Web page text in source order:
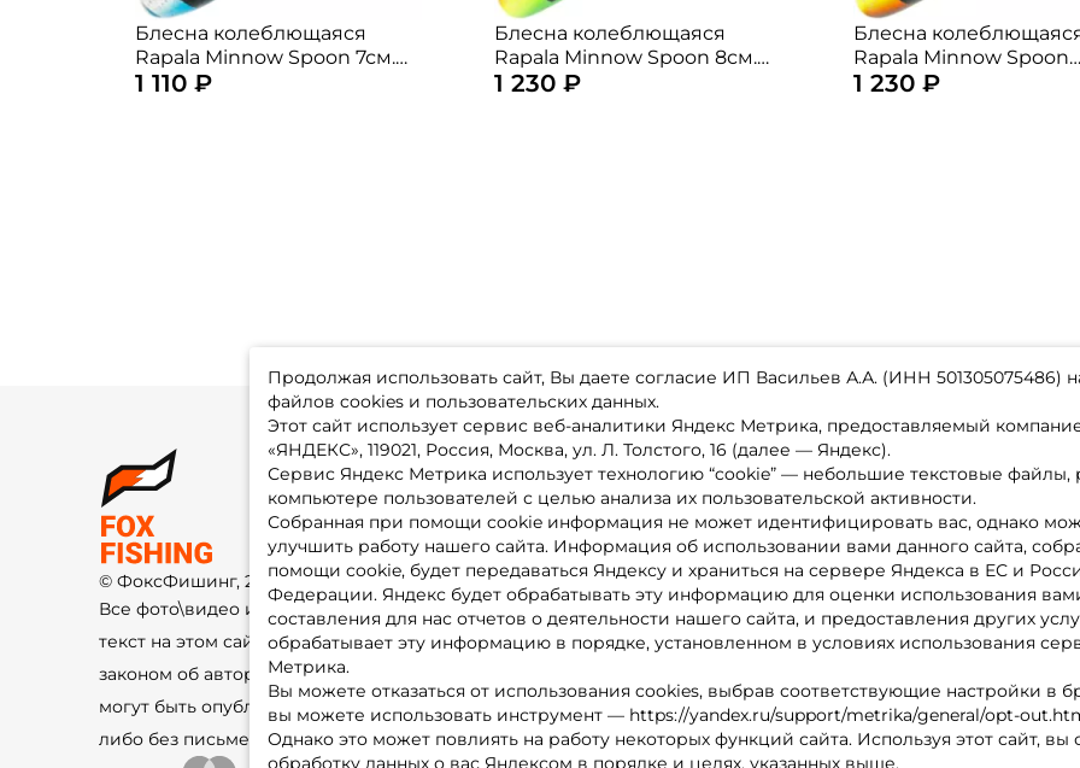
Блесна колеблющаяся
Rapala Minnow Spoon 7см.
15гр. MBT
1 110 ₽
Блесна колеблющаяся
Rapala Minnow Spoon 8см.
22гр. FT
1 230 ₽
Блесна
Rapala Minnow Spoon
RMS08-FYBT
1 230 ₽
Продолжая использовать сайт, Вы даете согласие ИП Васильев А.А. (ИНН 501305075486)
файлов cookies и пользовательских данных.
Этот сайт использует сервис веб-аналитики Яндекс Метрика, предоставляемый
«ЯНДЕКС», 119021, Россия, Москва, ул. Л. Толстого, 16 (далее — Яндекс).
Сервис Яндекс Метрика использует технологию “cookie” — небольшие текстовые
компьютере пользователей с целью анализа их пользовательской активности.
Собранная при помощи cookie информация не может идентифицировать вас, однако
улучшить работу нашего сайта. Информация об использовании вами данного сайта,
помощи cookie, будет передаваться Яндексу и храниться на сервере Яндекса в ЕС и
Федерации. Яндекс будет обрабатывать эту информацию для оценки использования
составления для нас отчетов о деятельности нашего сайта, и предоставления других
обрабатывает эту информацию в порядке, установленном в условиях использования
Метрика.
Вы можете отказаться от использования cookies, выбрав соответствующие настройки в
вы можете использовать инструмент — https://yandex.ru/support/metrika/general/opt-
Однако это может повлиять на работу некоторых функций сайта. Используя этот сайт, вы
обработку данных о вас Яндексом в порядке и целях, указанных выше.
© ФоксФишинг, 2009-2026
Все фото\видео изображения и
текст на этом сайте защищены
законом об авторском праве и не
могут быть опубликованы ещё где-
либо без письменного разрешения.
О магазине
Доставка
Оплата
Fox-bonus
Гуру
Контакты
Политика обработки ПД
Каталог товаров
Акции
Новинки
Бренды
Партнерская программа